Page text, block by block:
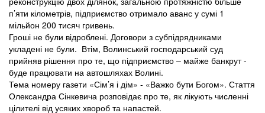
п’яти кілометрів, підприємство отримало аванс у сумі 1
мільйон 200 тисяч гривень.
Гроші не були відроблені. Договори з субпідрядниками
укладені не були. Втім, Волинський господарський суд
прийняв рішення про те, що підприємство – майже банкрут -
буде працювати на автошляхах Волині.
Тема номеру газети «Сім’я і дім» - «Важко бути Богом». Стаття
Олександра Сінкевича розповідає про те, як лікують численні
цілителі від усяких хвороб та напастей.